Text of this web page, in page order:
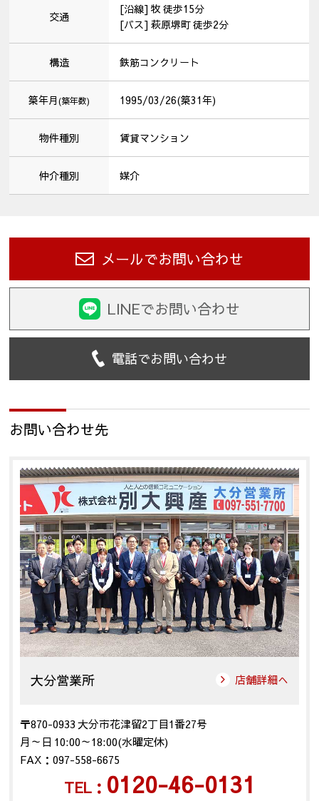
交通
[沿線] 牧 徒歩15分
[バス] 萩原堺町 徒歩2分
構造 鉄筋コンクリート
築年月(築年数) 1995/03/26(築31年)
物件種別 賃貸マンション
仲介種別 媒介
メールでお問い合わせ
LINEでお問い合わせ
電話でお問い合わせ
お問い合わせ先
大分営業所 店舗詳細へ
〒870-0933 大分市花津留2丁目1番27号
月～日 10:00～18:00(水曜定休)
FAX：097-558-6675
TEL： 0120-46-0131